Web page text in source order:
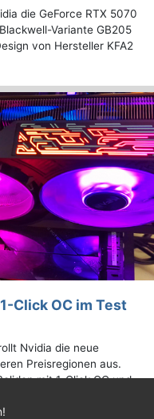
die GeForce RTX 5070
Variante GB205
von Hersteller KFA2
Click OC im Test
Nvidia die neue
Preisregionen aus.
mit 1-Click OC und